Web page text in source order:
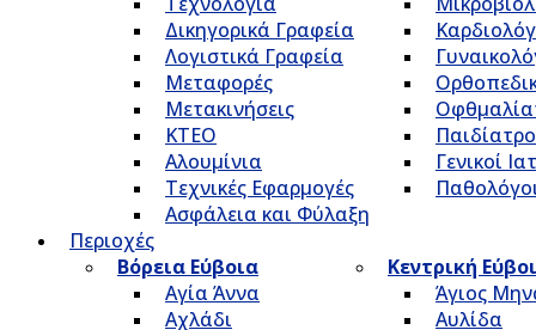
Δικηγορικά Γραφεία
Λογιστικά Γραφεία
Μεταφορές
Μετακινήσεις
ΚΤΕΟ
Αλουμίνια
Τεχνικές Εφαρμογές
Ασφάλεια και Φύλαξη
Γενικοί
Περιοχές
Βόρεια Εύβοια
Αγία Άννα
Αχλάδι
Κεντρική
Άγιος
Αυλίδα